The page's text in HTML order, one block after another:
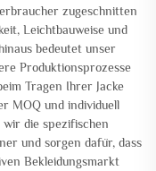
zugeschnitten
Leichtbauweise und
bedeutet unser
Produktionsprozesse
Tragen Ihrer Jacke
MOQ und individuell
die spezifischen
und sorgen dafür, dass
Bekleidungsmarkt